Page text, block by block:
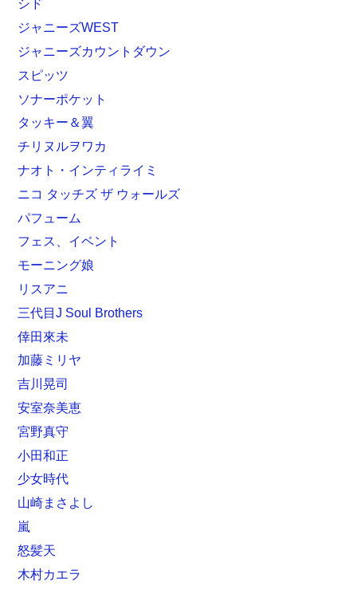
シド
ジャニーズWEST
ジャニーズカウントダウン
スピッツ
ソナーポケット
タッキー＆翼
チリヌルヲワカ
ナオト・インティライミ
ニコ タッチズ ザ ウォールズ
パフューム
フェス、イベント
モーニング娘
リスアニ
三代目J Soul Brothers
倖田來未
加藤ミリヤ
吉川晃司
安室奈美恵
宮野真守
小田和正
少女時代
山崎まさよし
嵐
怒髪天
木村カエラ